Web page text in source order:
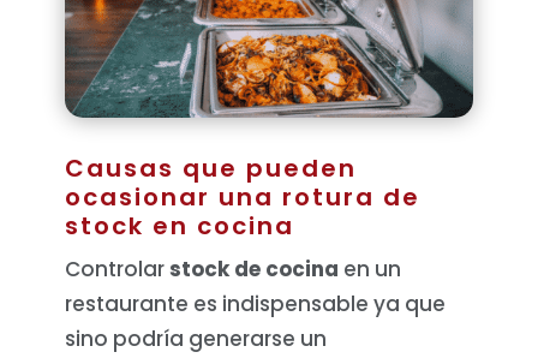
Causas que pueden
ocasionar una rotura de
stock en cocina
Controlarstock de cocina en un
restaurante es indispensable ya que
sino podría generarse un